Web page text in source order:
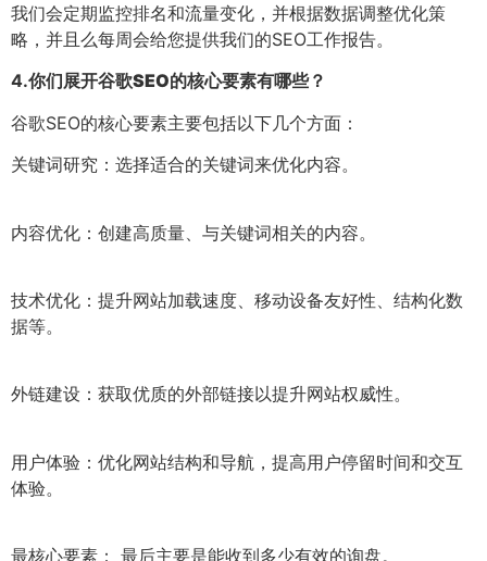
我们会定期监控排名和流量变化，并根据数据调整优化策
略，并且么每周会给您提供我们的SEO工作报告。
4.你们展开谷歌SEO的核心要素有哪些？
谷歌SEO的核心要素主要包括以下几个方面：
关键词研究：选择适合的关键词来优化内容。
内容优化：创建高质量、与关键词相关的内容。
技术优化：提升网站加载速度、移动设备友好性、结构化数
据等。
外链建设：获取优质的外部链接以提升网站权威性。
用户体验：优化网站结构和导航，提高用户停留时间和交互
体验。
最核心要素： 最后主要是能收到多少有效的询盘。